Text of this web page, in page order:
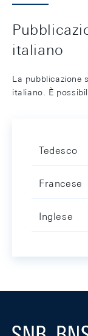
italiano
La pubblicazione
italiano. È
Tedesco
Francese
Inglese
Logo